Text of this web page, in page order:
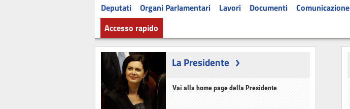
Deputati Organi Parlamentari Lavori Documenti Comunicazione
Accesso rapido
La Presidente
Vai alla home page della Presidente